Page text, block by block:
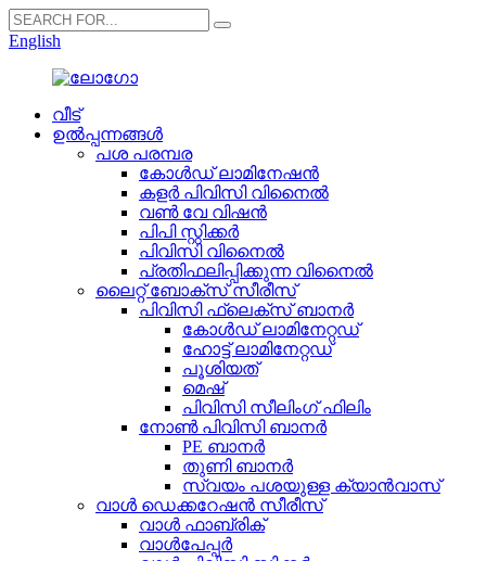
English
വീട്
ഉൽപ്പന്നങ്ങൾ
പശ പരമ്പര
കോൾഡ് ലാമിനേഷൻ
കളർ പിവിസി വിനൈൽ
വൺ വേ വിഷൻ
പിപി സ്റ്റിക്കർ
പിവിസി വിനൈൽ
പ്രതിഫലിപ്പിക്കുന്ന വിനൈൽ
ലൈറ്റ് ബോക്സ് സീരീസ്
പിവിസി ഫ്ലെക്സ് ബാനർ
കോൾഡ് ലാമിനേറ്റഡ്
ഹോട്ട് ലാമിനേറ്റഡ്
പൂശിയത്
മെഷ്
പിവിസി സീലിംഗ് ഫിലിം
നോൺ പിവിസി ബാനർ
PE ബാനർ
തുണി ബാനർ
സ്വയം പശയുള്ള ക്യാൻവാസ്
വാൾ ഡെക്കറേഷൻ സീരീസ്
വാൾ ഫാബ്രിക്
വാൾപേപ്പർ